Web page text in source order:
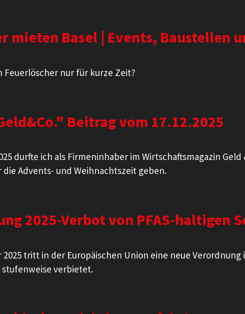
mieten Basel | Events, Baustellen
Feuerlöscher nur für kurze Zeit?
Beitrag vom 17.12.2025
durfte ich als Firmeninhaber im Wirtschaftsmagazin
Advents- und Weihnachtszeit geben.
2025-Verbot von PFAS-haltigen
2025 tritt in der Europäischen Union eine neue
verbietet.